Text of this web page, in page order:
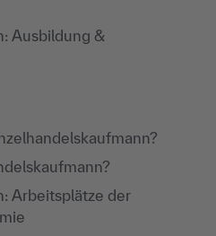
Ausbildung &
Arbeitsplätze der